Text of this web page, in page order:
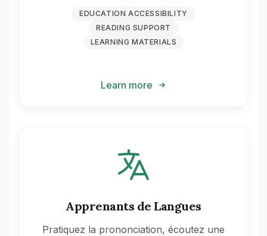
EDUCATION ACCESSIBILITY
READING SUPPORT
LEARNING MATERIALS
Learn more
Apprenants de Langues
Pratiquez la prononciation, écoutez une